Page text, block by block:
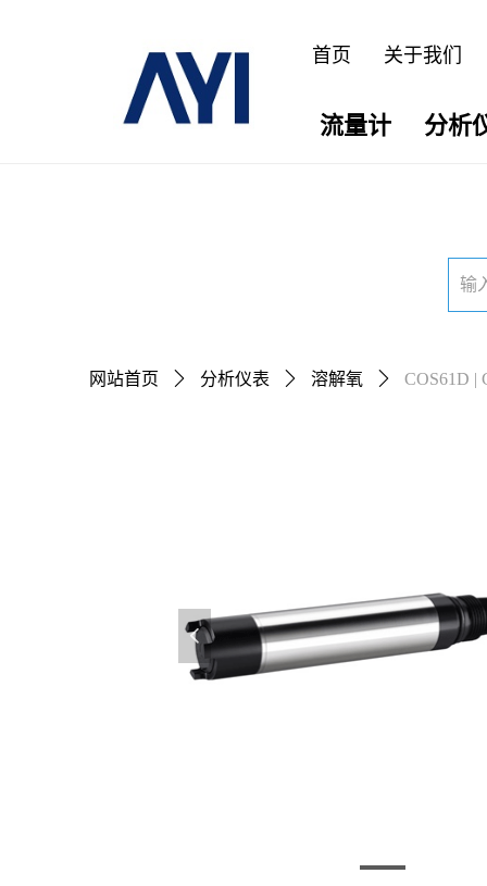
首页 关于我们
流量计 分析
网站首页 ꄲ 分析仪表 ꄲ 溶解氧 ꄲ COS61D |
넳